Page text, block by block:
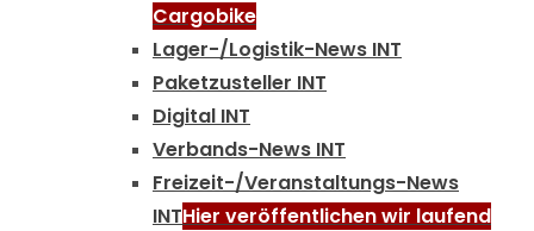
Cargobike
Lager-/Logistik-News INT
Paketzusteller INT
Digital INT
Verbands-News INT
Freizeit-/Veranstaltungs-News
INTHier veröffentlichen wir laufend